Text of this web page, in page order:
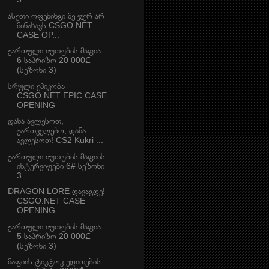
ასეთი ოფენინგი მე ჯერ არ
მინახავს CSGO.NET
CASE OP...
ქართული იუთუბის მაფია
6 საპრიზო 20 000₾
(სეზონი 3)
სრული ეპიკობა
CSGO.NET EPIC CASE
OPENING
დანა ავლესოთ,
ქართველებო, დანა
ავლესოთ! CS2 Kukri ...
ქართული იუთუბის მაფიის
ინტერვიუები 6# სეზონი
3
DRAGON LORE დავაგდე!
CSGO.NET CASE
OPENING
ქართული იუთუბის მაფია
5 საპრიზო 20 000₾
(სეზონი 3)
მაფიის ტიკტოკ ედითების